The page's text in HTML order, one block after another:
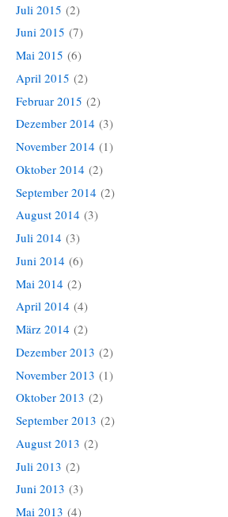
Juli 2015 (2)
Juni 2015 (7)
Mai 2015 (6)
April 2015 (2)
Februar 2015 (2)
Dezember 2014 (3)
November 2014 (1)
Oktober 2014 (2)
September 2014 (2)
August 2014 (3)
Juli 2014 (3)
Juni 2014 (6)
Mai 2014 (2)
April 2014 (4)
März 2014 (2)
Dezember 2013 (2)
November 2013 (1)
Oktober 2013 (2)
September 2013 (2)
August 2013 (2)
Juli 2013 (2)
Juni 2013 (3)
Mai 2013 (4)